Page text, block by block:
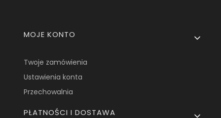
Linki w stopce
MOJE KONTO
Twoje zamówienia
Ustawienia konta
Przechowalnia
PŁATNOŚCI I DOSTAWA